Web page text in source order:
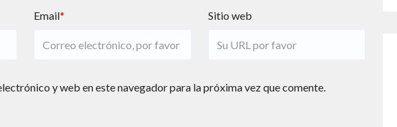
Email* Sitio web
y web en este navegador para la próxima vez que comente.